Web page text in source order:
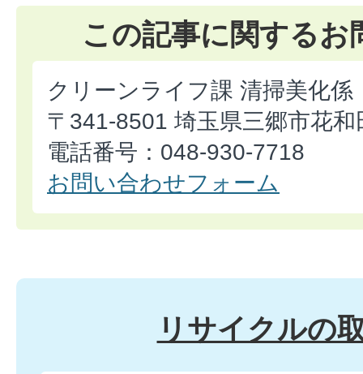
この記事に関するお
クリーンライフ課 清掃美化係
〒341-8501 埼玉県三郷市花
電話番号：048-930-7718
お問い合わせフォーム
リサイクルの